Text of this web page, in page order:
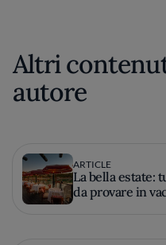
Altri
autore
ARTICLE
La bella estate:
da provare in